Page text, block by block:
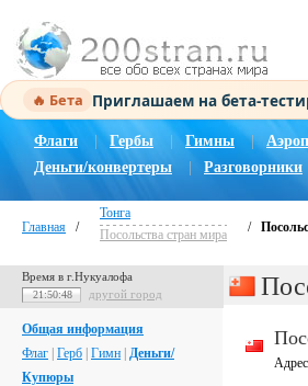
🔥 Бета Приглашаем на бета-
Флаги Гербы Гимны |
Деньги/конвертеры
Разговорники
Главная /
Тонга
Посольства стран мира
/
Время в г.Нукуалофа
21:50:49 другой город
Общая информация
Флаг Герб Гимн Деньги/
Купюры